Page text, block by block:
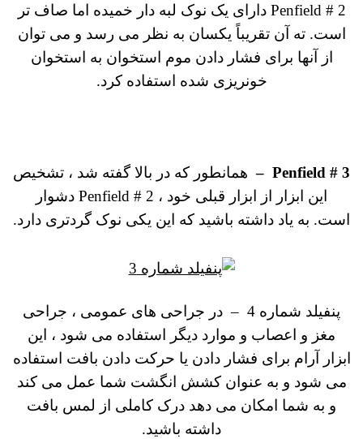
Penfield # 2 دارای یک نوک لبه دار خمیده اما صاف تر
است.ته آن تقریباً یکسان به نظر می رسد و می توان
از آنها برای فشار دادن موم استخوان به استخوان
خونریزی شده استفاده کرد.
Penfield # 3 –
همانطور که در بالا گفته شد ، تشخیص
این ابزار از ابزار قبلی خود ، Penfield # 2 دشوار
است. به یاد داشته باشید که این یکی نوک گردتری دارد.
پنفیلد شماره 4 – در جراحی های عمومی ، جراحی
مغز و اعصاب و موارد دیگر استفاده می شود ، این
ابزار آرام برای فشار دادن یا حرکت دادن بافت استفاده
می شود و به عنوان کشش انگشت شما عمل می کند
و به شما امکان می دهد درک کاملی از لمس بافت
داشته باشید.